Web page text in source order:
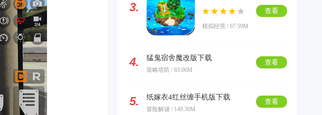
3.
模拟经营 / 67.59M
查看
4. 猛鬼宿舍魔改版下载
策略塔防 / 83.06M
查看
5. 纸嫁衣4红丝缠手机版下载
冒险解谜 / 149.30M
查看